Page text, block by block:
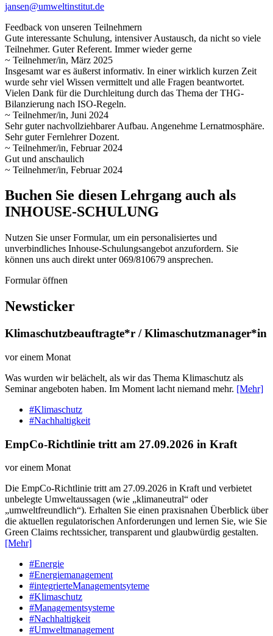
jansen@umweltinstitut.de
Feedback von unseren Teilnehmern
Gute interessante Schulung, intensiver Austausch, da nicht so viele
Teilnehmer. Guter Referent. Immer wieder gerne
~ Teilnehmer/in, März 2025
Insgesamt war es äußerst informativ. In einer wirklich kurzen Zeit
wurde sehr viel Wissen vermittelt und alle Fragen beantwortet.
Vielen Dank für die Durchleitung durch das Thema der THG-
Bilanzierung nach ISO-Regeln.
~ Teilnehmer/in, Juni 2024
Sehr guter nachvollziehbarer Aufbau. Angenehme Lernatmosphäre.
Sehr guter Fernlehrer Dozent.
~ Teilnehmer/in, Februar 2024
Gut und anschaulich
~ Teilnehmer/in, Februar 2024
Buchen Sie diesen Lehrgang auch als
INHOUSE-SCHULUNG
Nutzen Sie unser Formular, um ein personalisiertes und
unverbindliches Inhouse-Schulungs­angebot anzufordern. Sie
können uns auch direkt unter 069/810679 ansprechen.
Formular öffnen
Newsticker
Klimaschutzbeauftragte*r / Klimaschutzmanager*in
vor einem Monat
Was wurden wir belächelt, als wir das Thema Klimaschutz als
Seminar angeboten haben. Im Moment lacht niemand mehr. [Mehr]
#Klimaschutz
#Nachhaltigkeit
EmpCo-Richtlinie tritt am 27.09.2026 in Kraft
vor einem Monat
Die EmpCo-Richtlinie tritt am 27.09.2026 in Kraft und verbietet
unbelegte Umweltaussagen (wie „klimaneutral“ oder
„umweltfreundlich“). Erhalten Sie einen praxisnahen Überblick über
die aktuellen regulatorischen Anforderungen und lernen Sie, wie Sie
Green Claims rechtssicher, transparent und glaubwürdig gestalten.
[Mehr]
#Energie
#Energiemanagement
#integrierteManagementsyteme
#Klimaschutz
#Managementsysteme
#Nachhaltigkeit
#Umweltmanagement